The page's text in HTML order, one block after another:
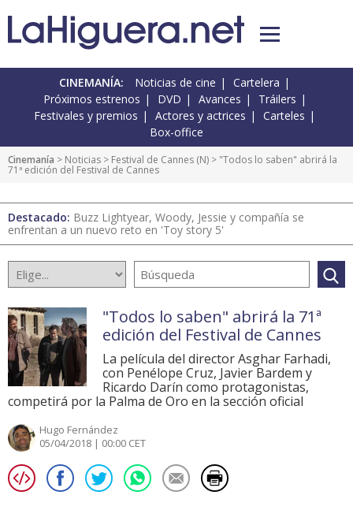
CINEMANÍA: Noticias de cine
Cartelera
Próximos estrenos
DVD Avances
Tráilers
Festivales y premios
Actores y actrices
Carteles
Box-office
Cinemanía > Noticias > Festival de Cannes (N) > "Todos lo saben" abrirá la
71ª edición del Festival de Cannes
Destacado: Buzz Lightyear, Woody, Jessie y compañía se
enfrentan a un nuevo reto en 'Toy story 5'
"Todos lo saben" abrirá la 71ª
edición del Festival de Cannes
La película del director Asghar Farhadi,
con Penélope Cruz, Javier Bardem y
Ricardo Darín como protagonistas,
competirá por la Palma de Oro en la sección oficial
Hugo Fernández
05/04/2018 | 00:00 CET